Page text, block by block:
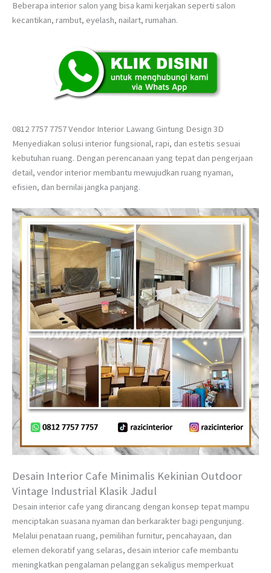
Beberapa interior salon yang bisa kami kerjakan seperti salon
kecantikan, rambut, eyelash, nailart, rumahan.
0812 7757 7757 Vendor Interior Lawang Gintung Design 3D
Menyediakan solusi interior fungsional, rapi, dan estetis sesuai
kebutuhan ruang. Dengan perencanaan yang tepat dan pengerjaan
detail, vendor interior membantu mewujudkan ruang nyaman,
efisien, dan bernilai jangka panjang.
Desain Interior Cafe Minimalis Kekinian Outdoor
Vintage Industrial Klasik Jadul
Desain interior cafe yang dirancang dengan konsep tepat mampu
menciptakan suasana nyaman dan berkarakter bagi pengunjung.
Melalui penataan ruang, pemilihan furnitur, pencahayaan, dan
elemen dekoratif yang selaras, desain interior cafe membantu
meningkatkan pengalaman pelanggan sekaligus memperkuat